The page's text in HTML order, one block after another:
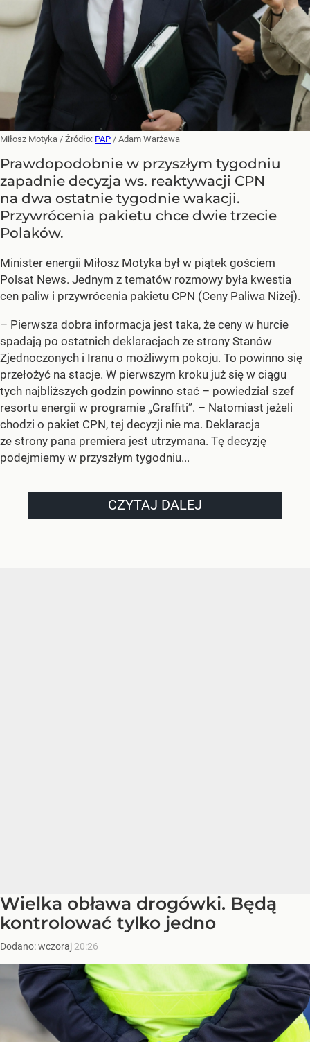
Miłosz Motyka / Źródło: PAP / Adam Warżawa
Prawdopodobnie w przyszłym tygodniu
zapadnie decyzja ws. reaktywacji CPN
na dwa ostatnie tygodnie wakacji.
Przywrócenia pakietu chce dwie trzecie
Polaków.
Minister energii Miłosz Motyka był w piątek gościem
Polsat News. Jednym z tematów rozmowy była kwestia
cen paliw i przywrócenia pakietu CPN (Ceny Paliwa Niżej).
– Pierwsza dobra informacja jest taka, że ceny w hurcie
spadają po ostatnich deklaracjach ze strony Stanów
Zjednoczonych i Iranu o możliwym pokoju. To powinno się
przełożyć na stacje. W pierwszym kroku już się w ciągu
tych najbliższych godzin powinno stać – powiedział szef
resortu energii w programie „Graffiti”. – Natomiast jeżeli
chodzi o pakiet CPN, tej decyzji nie ma. Deklaracja
ze strony pana premiera jest utrzymana. Tę decyzję
podejmiemy w przyszłym tygodniu...
CZYTAJ DALEJ
Wielka obława drogówki. Będą
kontrolować tylko jedno
Dodano:wczoraj 20:26